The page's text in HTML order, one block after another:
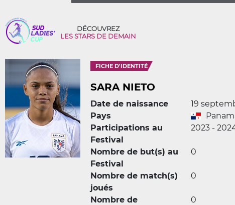
DÉCOUVREZ
LES STARS DE DEMAIN
FICHE D'IDENTITÉ
SARA NIETO
Date de naissance
19
Pays
Participations au
Festival
2023 -
Nombre de but(s) au
Festival
0
Nombre de match(s)
joués
0
Nombre de
0